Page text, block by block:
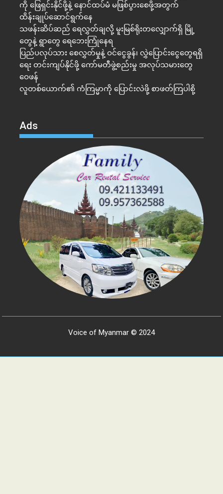
ကို ဖြေရှင်းနိုင်ဖို့နဲ့ နောင်ထပ်မံ မဖြစ်ပွားစေဖို့အတွက်
ထိန်းချုပ်ဆောင်ရွက်နေ
သဖန်းဆိပ်ဆည် ရေလွှတ်ချလို့ မူးမြစ်ရိုးတလျှောက်ရှိ မြို့
တွေနဲ့ ရွာတွေ ရေဘေးကြုံနေရ
ပြည်ပလုပ်သား စေလွှတ်မှုနဲ့ ဝင်ငွေခွန်၊ လွှဲပြောင်းငွေတွေရရှိ
ရေး တင်းကျပ်နိုင်ဖို့ ကော်မတီဖွဲ့စည်းမှု အလုပ်သမားတွေ
ဝေဖန်
လူတစ်ယောက်၏ ကံကြမ္မာကို ပြောင်းလဲဖို့ စာဖတ်ကြပါစို့
Ads
Voice of Myanmar © 2024